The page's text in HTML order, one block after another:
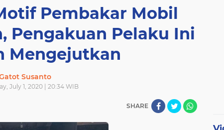
Pembakar Mobil
Pengakuan Pelaku Ini
Mengejutkan
Susanto
July 1, 2020 | 20:34 WIB
SHARE